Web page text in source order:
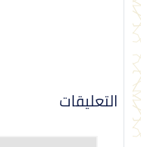
التعليقات